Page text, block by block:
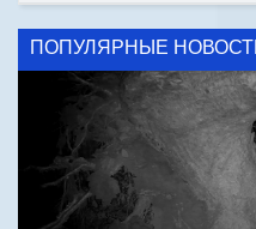
ПОПУЛЯРНЫЕ